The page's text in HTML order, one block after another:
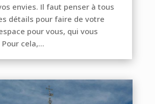
envies. Il faut penser à tous
détails pour faire de votre
pour vous, qui vous
cela,...